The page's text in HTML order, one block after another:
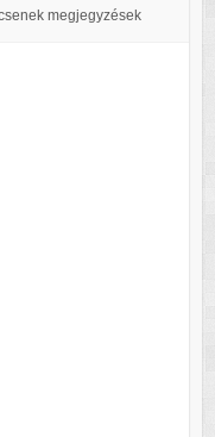
megjegyzések